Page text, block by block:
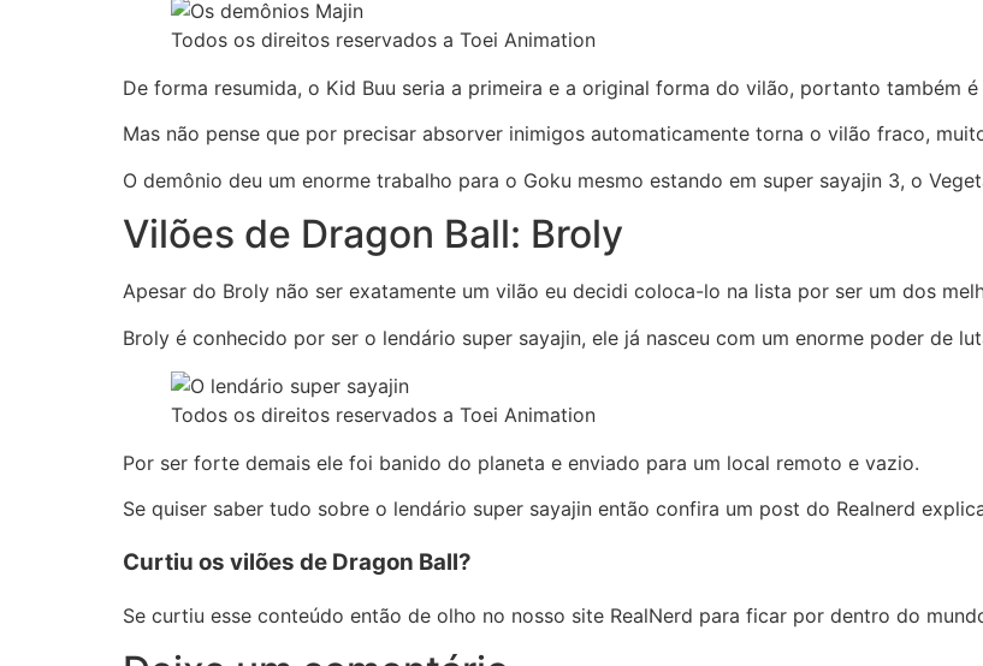
Todos os direitos reservados a Toei Animation
De forma resumida, o Kid Buu seria a primeira e a original forma do vilão, portanto também
Mas não pense que por precisar absorver inimigos automaticamente torna o vilão fraco,
O demônio deu um enorme trabalho para o Goku mesmo estando em super sayajin 3, o
Vilões de Dragon Ball: Broly
Apesar do Broly não ser exatamente um vilão eu decidi coloca-lo na lista por ser um dos
Broly é conhecido por ser o lendário super sayajin, ele já nasceu com um enorme poder de
Todos os direitos reservados a Toei Animation
Por ser forte demais ele foi banido do planeta e enviado para um local remoto e vazio.
Se quiser saber tudo sobre o lendário super sayajin então confira um post do Realnerd
Curtiu os vilões de Dragon Ball?
Se curtiu esse conteúdo então de olho no nosso site RealNerd para ficar por dentro do